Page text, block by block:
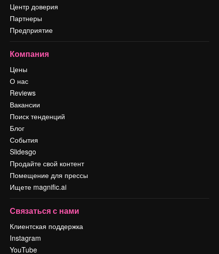
Центр доверия
Партнеры
Предприятие
Компания
Цены
О нас
Reviews
Вакансии
Поиск тенденций
Блог
События
Slidesgo
Продайте свой контент
Помещение для прессы
Ищете magnific.ai
Связаться с нами
Клиентская поддержка
Instagram
YouTube